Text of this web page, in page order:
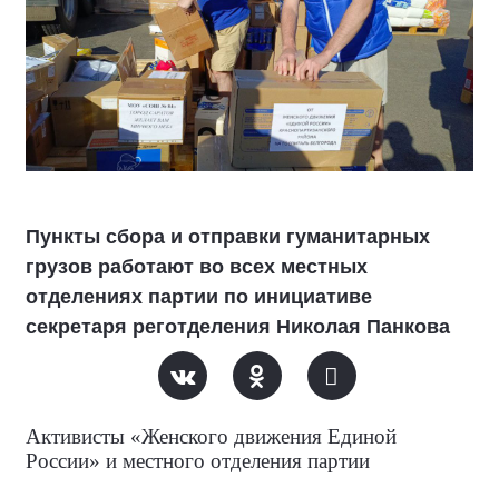
Пункты сбора и отправки гуманитарных
грузов работают во всех местных
отделениях партии по инициативе
секретаря реготделения Николая Панкова
Активисты «Женского движения Единой
России» и местного отделения партии